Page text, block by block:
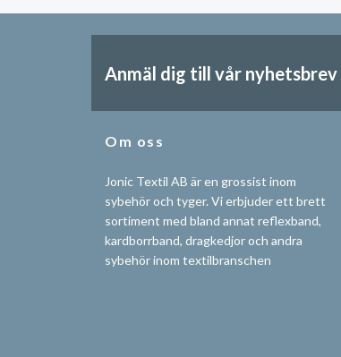
Anmäl dig till vår nyhetsbrev
Om oss
Jonic Textil AB är en grossist inom
sybehör och tyger. Vi erbjuder ett brett
sortiment med bland annat reflexband,
kardborrband, dragkedjor och andra
sybehör inom textilbranschen